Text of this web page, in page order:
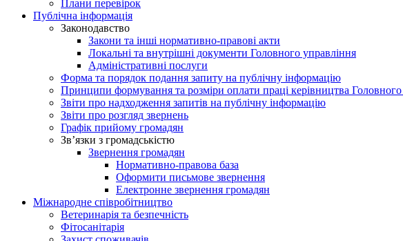
Плани перевірок
Публічна інформація
Законодавство
Закони та інші нормативно-правові акти
Локальні та внутрішні документи Головного управління
Адміністративні послуги
Форма та порядок подання запиту на публічну інформацію
Принципи формування та розміри оплати праці керівництва Головного
Звіти про надходження запитів на публічну інформацію
Звіти про розгляд звернень
Графік прийому громадян
Зв’язки з громадськістю
Звернення громадян
Нормативно-правова база
Оформити письмове звернення
Електронне звернення громадян
Міжнародне співробітництво
Ветеринарія та безпечність
Фітосанітарія